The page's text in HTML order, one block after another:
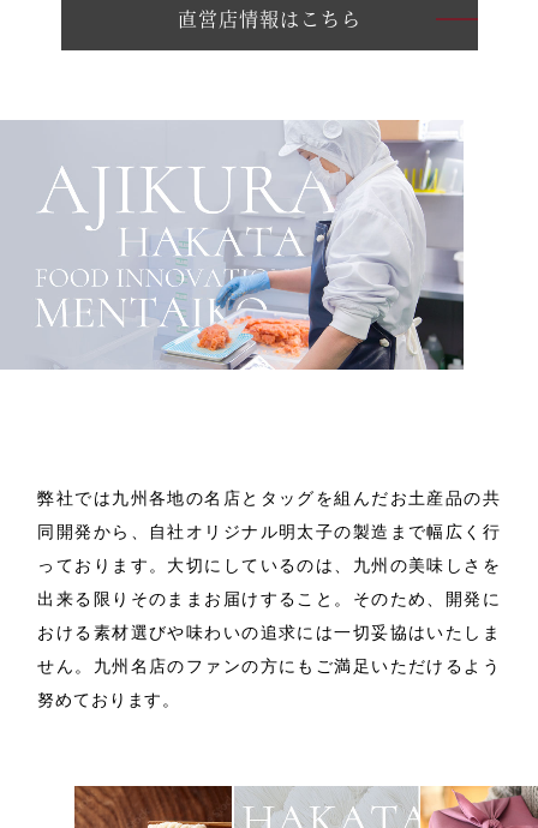
直営店情報はこちら
弊社では九州各地の名店とタッグを組んだお土産品の共
同開発から、自社オリジナル明太子の製造まで幅広く行
っております。 大切にしているのは、九州の美味しさを
出来る限りそのままお届けすること。 そのため、開発に
おける素材選びや味わいの追求には一切妥協はいたしま
せん。 九州名店のファンの方にもご満足いただけるよう
努めております。